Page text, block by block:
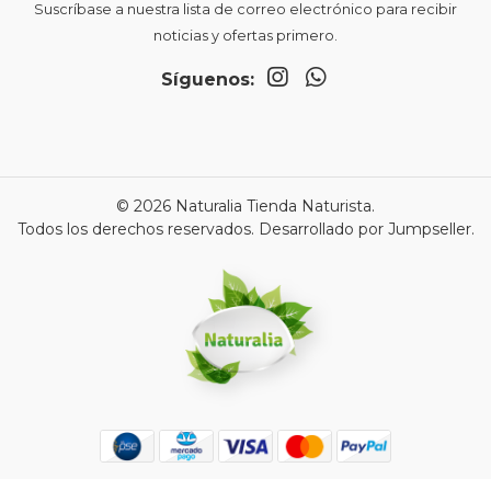
Suscríbase a nuestra lista de correo electrónico para recibir
noticias y ofertas primero.
Síguenos:
© 2026 Naturalia Tienda Naturista.
Todos los derechos reservados. Desarrollado por Jumpseller.